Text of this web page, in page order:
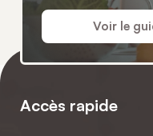
Voir le
Accès rapide